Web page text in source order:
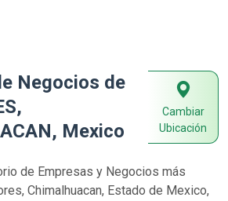
Negocios de
Mexico
Cambiar
Ubicación
de Empresas y Negocios más
Chimalhuacan, Estado de Mexico,